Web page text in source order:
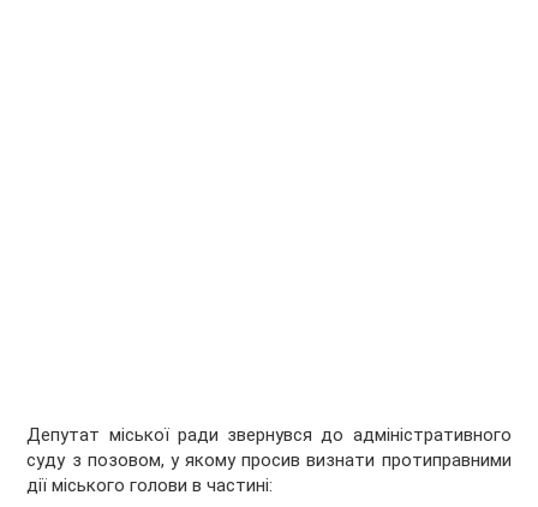
Депутат міської ради звернувся до адміністративного
суду з позовом, у якому просив визнати протиправними
дії міського голови в частині: